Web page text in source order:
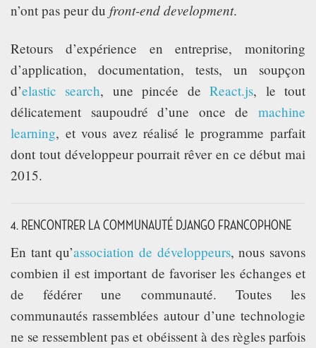
n’ont pas peur du front-end development.
Retours d’expérience en entreprise, monitoring
d’application, documentation, tests, un soupçon
d’elastic search, une pincée deReact.js, le tout
délicatement saupoudré d’une once de machine
learning, et vous avez réalisé le programme parfait
dont tout développeur pourrait rêver en ce début mai
2015.
4. RENCONTRER LA COMMUNAUTÉ DJANGO FRANCOPHONE
En tant qu’association de développeurs, nous savons
combien il est important de favoriser les échanges et
de fédérer une communauté. Toutes les
communautés rassemblées autour d’une technologie
ne se ressemblent pas et obéissent à des règles parfois